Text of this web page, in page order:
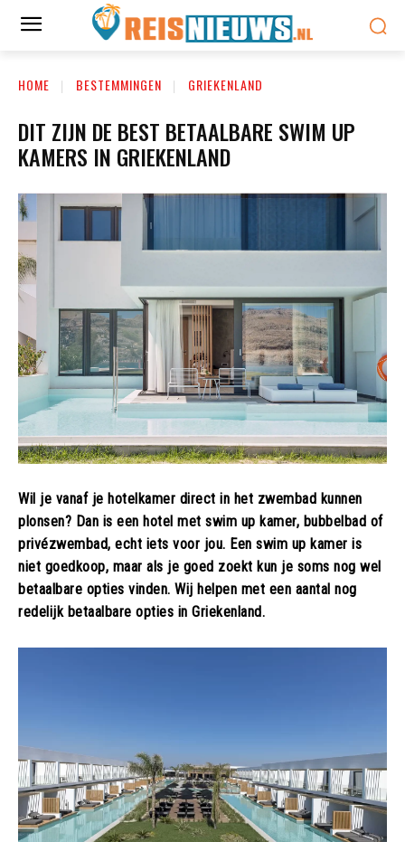
HOME BESTEMMINGEN GRIEKENLAND
DIT ZIJN DE BEST BETAALBARE SWIM UP
KAMERS IN GRIEKENLAND
Wil je vanaf je hotelkamer direct in het zwembad kunnen
plonsen? Dan is een hotel met swim up kamer, bubbelbad of
privézwembad, echt iets voor jou. Een swim up kamer is
niet goedkoop, maar als je goed zoekt kun je soms nog wel
betaalbare opties vinden. Wij helpen met een aantal nog
redelijk betaalbare opties in Griekenland.